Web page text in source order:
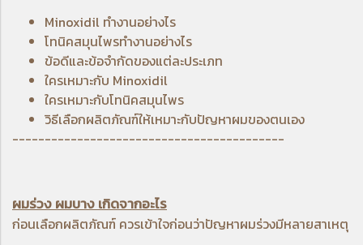
Minoxidil ทำงานอย่างไร
โทนิคสมุนไพรทำงานอย่างไร
ข้อดีและข้อจำกัดของแต่ละประเภท
ใครเหมาะกับ Minoxidil
ใครเหมาะกับโทนิคสมุนไพร
วิธีเลือกผลิตภัณฑ์ให้เหมาะกับปัญหาผมของตนเอง
------------------------------------------
ผมร่วง ผมบาง เกิดจากอะไร
ก่อนเลือกผลิตภัณฑ์ ควรเข้าใจก่อนว่าปัญหาผมร่วงมีหลายสาเหตุ